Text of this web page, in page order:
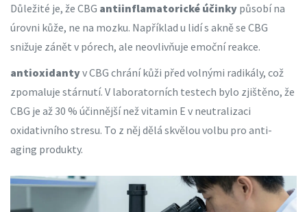
Důležité je, že CBG antiinflamatorické účinky působí na
úrovni kůže, ne na mozku. Například u lidí s akně se CBG
snižuje zánět v pórech, ale neovlivňuje emoční reakce.
antioxidantyv CBG chrání kůži před volnými radikály, což
zpomaluje stárnutí. V laboratorních testech bylo zjištěno, že
CBG je až 30 % účinnější než vitamin E v neutralizaci
oxidativního stresu. To z něj dělá skvělou volbu pro anti-
aging produkty.